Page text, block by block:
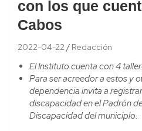
con los que
Cabos
2022-04-22 Redacción
El Instituto cuenta con 4
Para ser acreedor a estos y
dependencia invita a
discapacidad en el Padrón
Discapacidad del municipio.